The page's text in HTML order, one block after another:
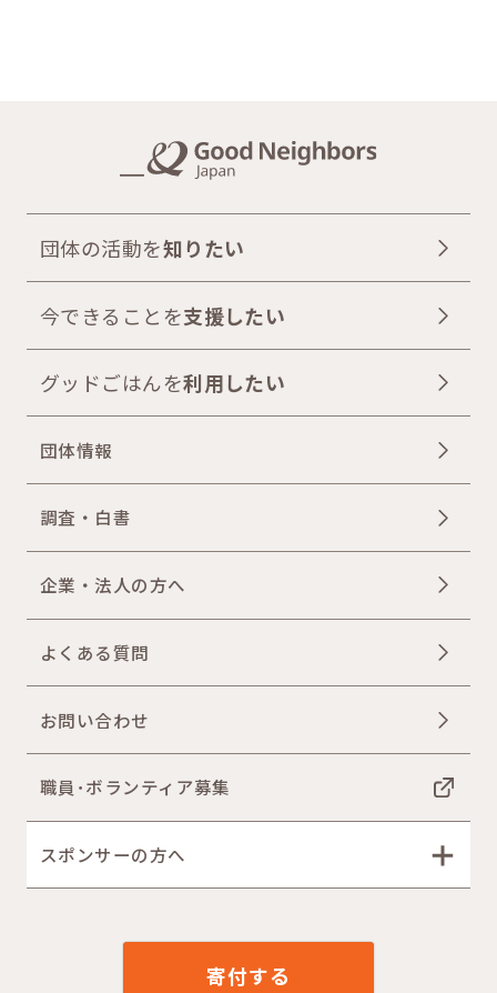
団体の活動を知りたい
今できることを支援したい
グッドごはんを利用したい
団体情報
調査・白書
企業・法人の方へ
よくある質問
お問い合わせ
職員･ボランティア募集
スポンサーの方へ
寄付する